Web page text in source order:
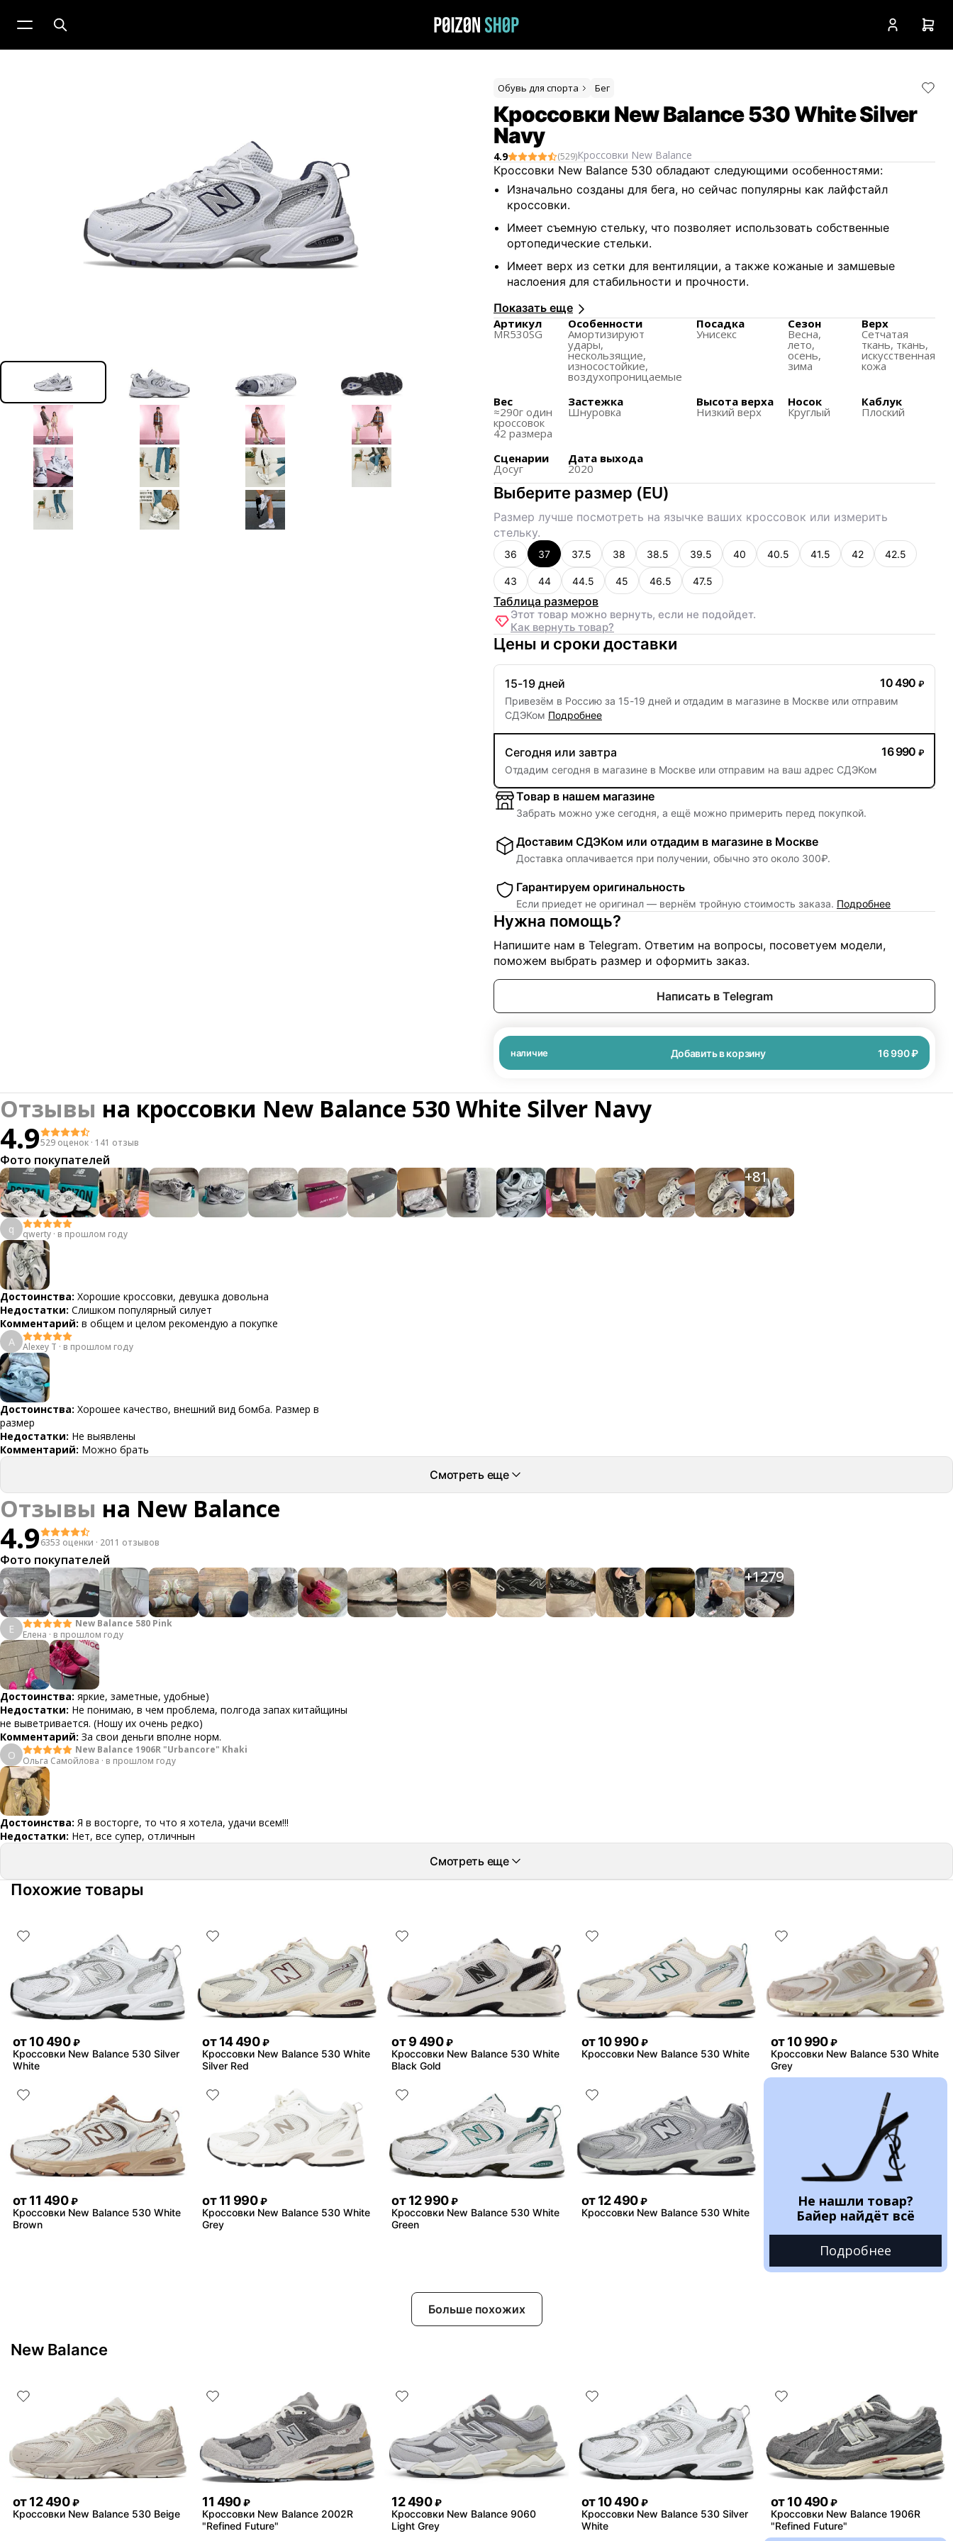
Обувь для спорта Бег
Кроссовки New Balance 530 White Silver
Navy
4.9 (529)Кроссовки New Balance
Кроссовки New Balance 530 обладают следующими особенностями:
Изначально созданы для бега, но сейчас популярны как лайфстайл
кроссовки.
Имеет съемную стельку, что позволяет использовать собственные
ортопедические стельки.
Имеет верх из сетки для вентиляции, а также кожаные и замшевые
наслоения для стабильности и прочности.
Хорошее сцепление с большинством поверхностей благодаря
специальному дизайну подошвы.
Язычок кроссовка достаточно толстый, что предотвращает натирание от
шнурков и повышает общий уровень комфорта.
Показать еще
Артикул
MR530SG
Особенности
Амортизируют
удары,
нескользящиe,
износостойкие,
воздухопроницаемые
Посадка
Унисекс
Сезон
Весна,
лето,
осень,
зима
Верх
Сетчатая
ткань, ткань,
искусственная
кожа
Вес
≈290г один
кроссовок
42 размера
Застежка
Шнуровка
Высота верха
Низкий верх
Носок
Круглый
Каблук
Плоский
Сценарии
Досуг
Дата выхода
2020
Выберите размер (EU)
Размер лучше посмотреть на язычке ваших кроссовок или измерить
стельку.
36 37 37.5 38 38.5 39.5 40 40.5 41.5 42 42.5
43 44 44.5 45 46.5 47.5
Таблица размеров
Этот товар можно вернуть, если не подойдет.
Как вернуть товар?
Цены и сроки доставки
15-19 дней 10 490 ₽
Привезём в Россию за 15-19 дней и отдадим в магазине в Москве или отправим
СДЭКом Подробнее
Сегодня или завтра 16 990 ₽
Отдадим сегодня в магазине в Москве или отправим на ваш адрес СДЭКом
Товар в нашем магазине
Забрать можно уже сегодня, а ещё можно примерить перед покупкой.
Доставим СДЭКом или отдадим в магазине в Москве
Доставка оплачивается при получении, обычно это около 300₽.
Гарантируем оригинальность
Если приедет не оригинал — вернём тройную стоимость заказа. Подробнее
Нужна помощь?
Напишите нам в Telegram. Ответим на вопросы, посоветуем модели,
поможем выбрать размер и оформить заказ.
Написать в Telegram
наличие Добавить в корзину 16 990 ₽
Отзывы на кроссовки New Balance 530 White Silver Navy
4.9529 оценок · 141 отзыв
Фото покупателей
+81
q qwerty · в прошлом году
Достоинства: Хорошие кроссовки, девушка довольна
Недостатки: Слишком популярный силует
Комментарий: в общем и целом рекомендую а покупке
A
Alexey T · в прошлом году
Достоинства: Хорошее качество, внешний вид бомба. Размер в
размер
Недостатки: Не выявлены
Комментарий: Можно брать
Смотреть еще
Отзывы на New Balance
4.96353 оценки · 2011 отзывов
Фото покупателей
+1279
Е
New Balance 580 Pink
Елена · в прошлом году
Достоинства: яркие, заметные, удобные)
Недостатки: Не понимаю, в чем проблема, полгода запах китайщины
не выветривается. (Ношу их очень редко)
Комментарий: За свои деньги вполне норм.
О
New Balance 1906R "Urbancore" Khaki
Ольга Самойлова · в прошлом году
Достоинства: Я в восторге, то что я хотела, удачи всем!!!
Недостатки: Нет, все супер, отличнын
Смотреть еще
Похожие товары
от10 490 ₽
Кроссовки New Balance 530 Silver
White
от 14 490 ₽
Кроссовки New Balance 530 White
Silver Red
от 9 490 ₽
Кроссовки New Balance 530 White
Black Gold
от 10 990 ₽
Кроссовки New Balance 530 White
от 10 990 ₽
Кроссовки New Balance 530 White
Grey
от11 490 ₽
Кроссовки New Balance 530 White
Brown
от 11 990 ₽
Кроссовки New Balance 530 White
Grey
от 12 990 ₽
Кроссовки New Balance 530 White
Green
от 12 490 ₽
Кроссовки New Balance 530 White
Не нашли товар?
Байер найдёт всё
Подробнее
Больше похожих
New Balance
от12 490 ₽
Кроссовки New Balance 530 Beige
11 490 ₽
Кроссовки New Balance 2002R
"Refined Future"
12 490 ₽
Кроссовки New Balance 9060
Light Grey
от 10 490 ₽
Кроссовки New Balance 530 Silver
White
от 10 490 ₽
Кроссовки New Balance 1906R
"Refined Future"